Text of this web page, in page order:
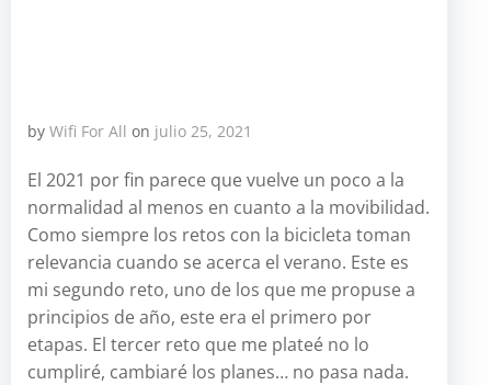
by Wifi For All on julio 25, 2021
El 2021 por fin parece que vuelve un poco a la
normalidad al menos en cuanto a la movibilidad.
Como siempre los retos con la bicicleta toman
relevancia cuando se acerca el verano. Este es
mi segundo reto, uno de los que me propuse a
principios de año, este era el primero por
etapas. El tercer reto que me plateé no lo
cumpliré, cambiaré los planes… no pasa nada.